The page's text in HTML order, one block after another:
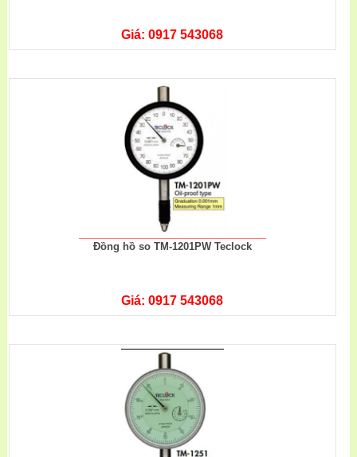
Giá: 0917 543068
Đồng hồ so TM-1201PW Teclock
Giá: 0917 543068